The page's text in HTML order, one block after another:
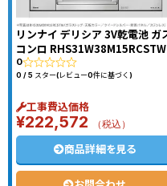
リンナイ デリシア 3V乾電池 ガ
コンロ RHS31W38M15RCSTW
0
0 / 5 スター(レビュー0件に基づく)
工事費込価格
¥222,572 （税込）
商品詳細を見る